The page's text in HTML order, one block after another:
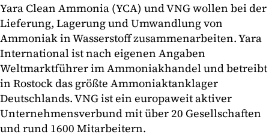
Yara Clean Ammonia (YCA) und VNG wollen bei der
Lieferung, Lagerung und Umwandlung von
Ammoniak in Wasserstoff zusammenarbeiten. Yara
International ist nach eigenen Angaben
Weltmarktführer im Ammoniakhandel und betreibt
in Rostock das größte Ammoniaktanklager
Deutschlands. VNG ist ein europaweit aktiver
Unternehmensverbund mit über 20 Gesellschaften
und rund 1600 Mitarbeitern.